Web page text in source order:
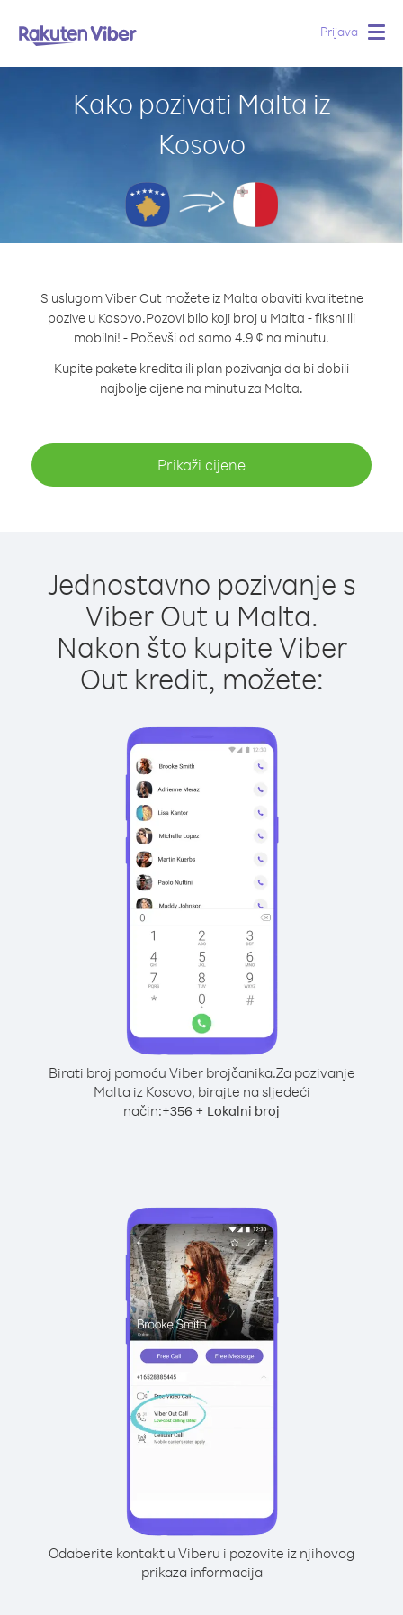
Prijava
Kako pozivati Malta iz
Kosovo
S uslugom Viber Out možete iz Malta obaviti kvalitetne
pozive u Kosovo.Pozovi bilo koji broj u Malta - fiksni ili
mobilni! - Počevši od samo 4.9 ¢ na minutu.
Kupite pakete kredita ili plan pozivanja da bi dobili
najbolje cijene na minutu za Malta.
Prikaži cijene
Jednostavno pozivanje s
Viber Out u Malta.
Nakon što kupite Viber
Out kredit, možete:
Birati broj pomoću Viber brojčanika.Za pozivanje
Malta iz Kosovo, birajte na sljedeći
način:+356 + Lokalni broj
Odaberite kontakt u Viberu i pozovite iz njihovog
prikaza informacija